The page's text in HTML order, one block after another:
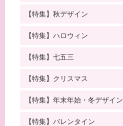
【特集】秋デザイン
【特集】ハロウィン
【特集】七五三
【特集】クリスマス
【特集】年末年始・冬デザイン
【特集】バレンタイン